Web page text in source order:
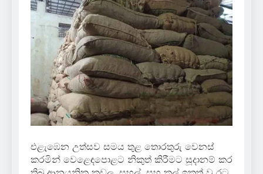
එළැඹෙන උත්සව සමය තුළ තොරතුරු වෙනස්
කරමින් වෙළෙඳපොළට නිකුත් කිරීමට සූදානම් කර